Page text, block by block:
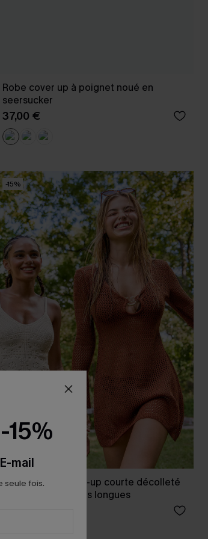
Robe cover up à poignet noué en
seersucker
37,00 €
-15%
x JOJO robe cover-up courte décolleté
plongeant manches longues
15%
mail
seule fois.